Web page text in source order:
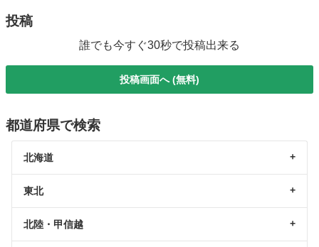
投稿
誰でも今すぐ30秒で投稿出来る
投稿画面へ (無料)
都道府県で検索
北海道
東北
北陸・甲信越